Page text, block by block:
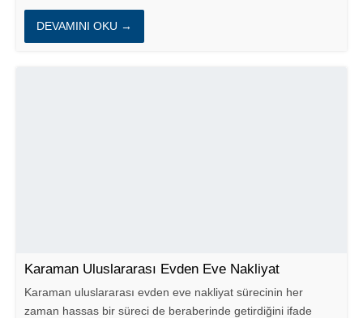
DEVAMINI OKU →
Karaman Uluslararası Evden Eve Nakliyat
Karaman uluslararası evden eve nakliyat sürecinin her
zaman hassas bir süreci de beraberinde getirdiğini ifade